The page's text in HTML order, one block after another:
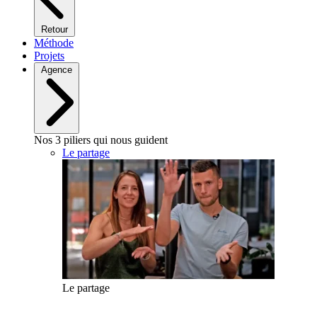
Retour
Méthode
Projets
Agence
Nos 3 piliers qui nous guident
Le partage
Le partage